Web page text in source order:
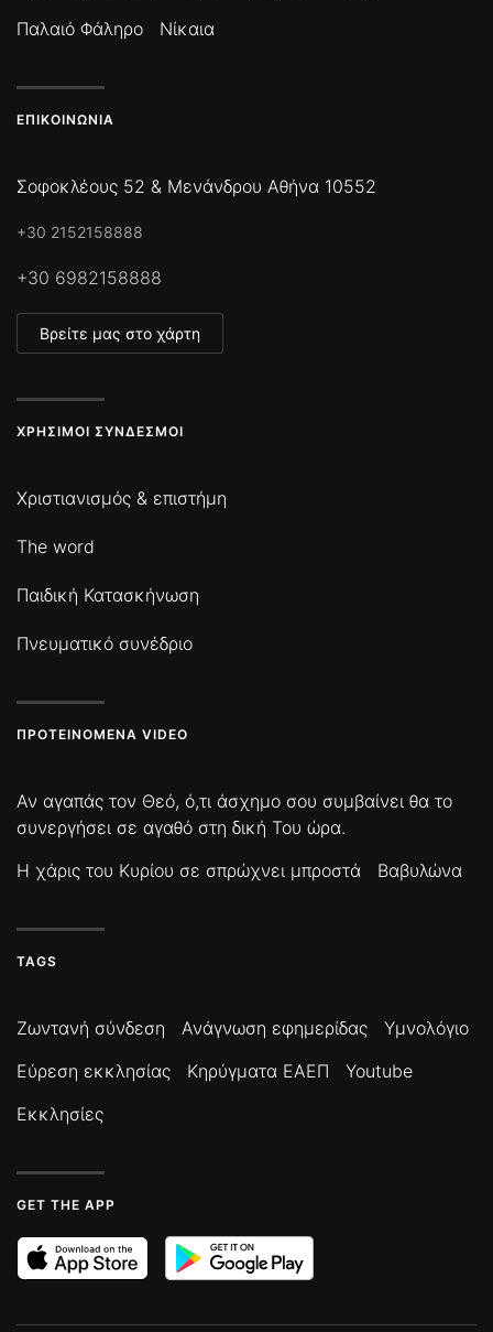
Παλαιό Φάληρο
Νίκαια
ΕΠΙΚΟΙΝΩΝΊΑ
Σοφοκλέους 52 & Μενάνδρου Αθήνα 10552
+30 2152158888
+30 6982158888
Βρείτε μας στο χάρτη
ΧΡΉΣΙΜΟΙ ΣΎΝΔΕΣΜΟΙ
Χριστιανισμός & επιστήμη
The word
Παιδική Κατασκήνωση
Πνευματικό συνέδριο
ΠΡΟΤΕΙΝΌΜΕΝΑ VIDEO
Αν αγαπάς τον Θεό, ό,τι άσχημο σου συμβαίνει θα το
συνεργήσει σε αγαθό στη δική Του ώρα.
Η χάρις του Κυρίου σε σπρώχνει μπροστά
Βαβυλώνα
TAGS
Ζωντανή σύνδεση Ανάγνωση εφημερίδας
Υμνολόγιο
Εύρεση εκκλησίας
Κηρύγματα ΕΑΕΠ
Youtube
Εκκλησίες
GET THE APP